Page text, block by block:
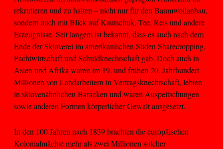
rekrutieren und zu halten – nicht nur für den Baumwollanbau,
sondern auch mit Blick auf Kautschuk, Tee, Reis und andere
Erzeugnisse. Seit langem ist bekannt, dass es auch nach dem
Ende der Sklaverei im amerikanischen Süden Sharecropping,
Pachtwirtschaft und Schuldknechtschaft gab. Doch auch in
Asien und Afrika waren im 19. und frühen 20. Jahrhundert
Millionen von Landarbeitern in Vertragsknechtschaft, lebten
in sklavenähnlichen Baracken und waren Auspeitschungen
sowie anderen Formen körperlicher Gewalt ausgesetzt.
In den 100 Jahren nach 1839 brachten die europäischen
Kolonialmächte mehr als zwei Millionen solcher